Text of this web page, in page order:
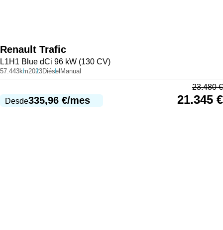
Renault Trafic
L1H1 Blue dCi 96 kW (130 CV)
57.443km2023Diésel Manual
Desde335,96 €/mes
23.480€
21.345 €